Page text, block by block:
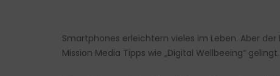
Smartphones erleichtern vieles im Leben. Aber
Mission Media Tipps wie „Digital Wellbeeing“ gelingt.